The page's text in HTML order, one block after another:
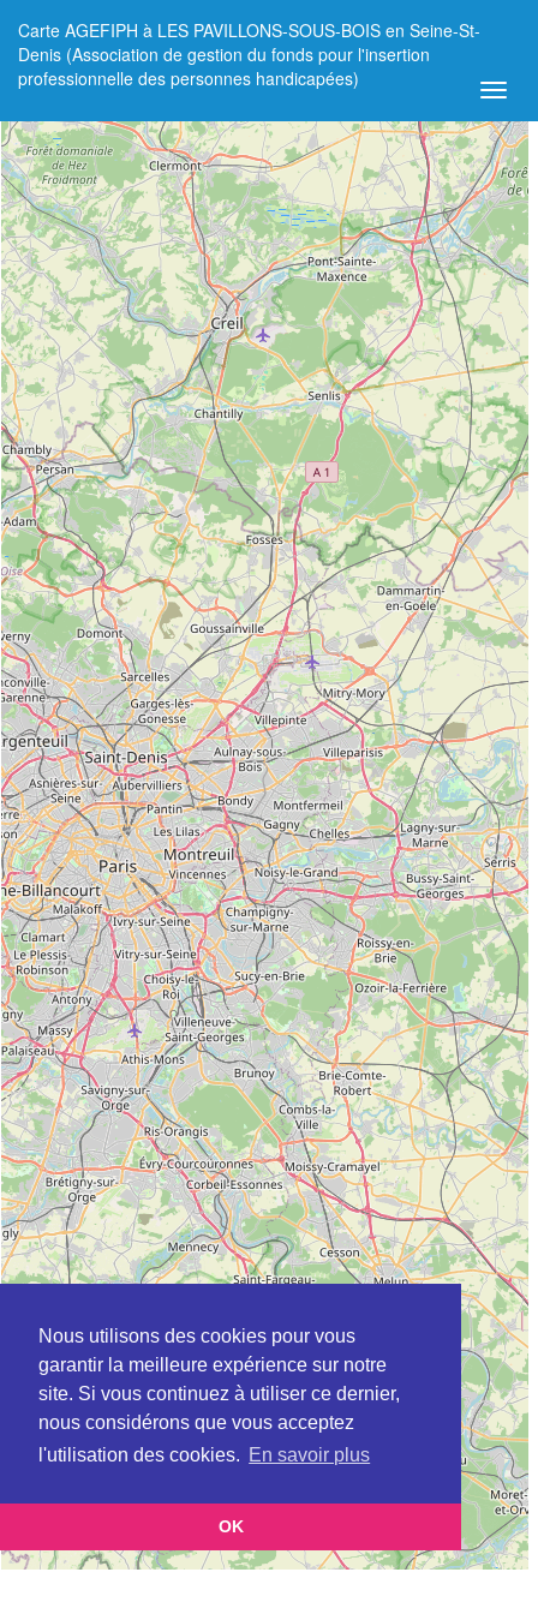
Nous utilisons des cookies pour vous
garantir la meilleure expérience sur notre
site. Si vous continuez à utiliser ce dernier,
nous considérons que vous acceptez
l'utilisation des cookies. En savoir plus
OK
Carte AGEFIPH à LES PAVILLONS-SOUS-BOIS en Seine-St-
Denis (Association de gestion du fonds pour l'insertion
professionnelle des personnes handicapées)
+
−